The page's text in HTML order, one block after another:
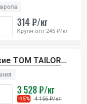
314 ₽/кг
Крупн.опт 245 ₽/кг
TOM TAILOR
3 528 ₽/кг
-15% 4 156 ₽/кг